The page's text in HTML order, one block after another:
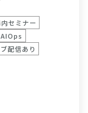
セミナー
配信あり